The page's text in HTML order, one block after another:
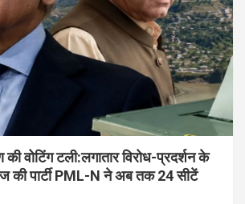
वोटिंग टली:लगातार विरोध-प्रदर्शन के
की पार्टी PML-N ने अब तक 24 सीटें